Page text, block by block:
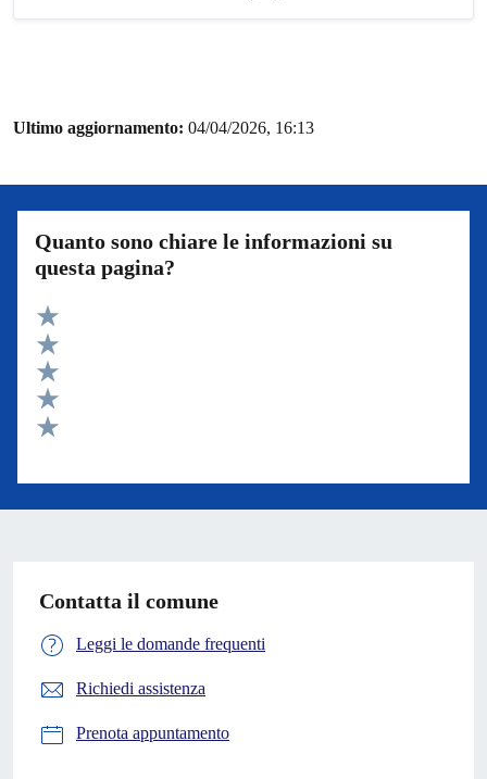
Ultimo aggiornamento: 04/04/2026, 16:13
Quanto sono chiare le informazioni su
questa pagina?
Valuta 5 stelle su 5
Valuta 4 stelle su 5
Valuta 3 stelle su 5
Valuta 2 stelle su 5
Contatta il comune
Leggi le domande frequenti
Richiedi assistenza
Prenota appuntamento